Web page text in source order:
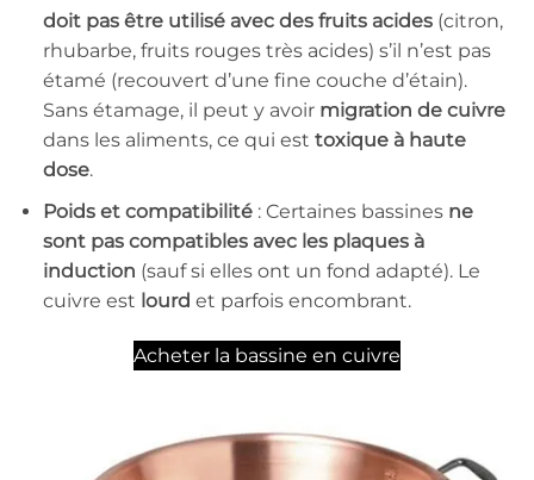
doit pas être utilisé avec des fruits acides(citron,
rhubarbe, fruits rouges très acides) s’il n’est pas
étamé (recouvert d’une fine couche d’étain).
Sans étamage, il peut y avoir migration de cuivre
dans les aliments, ce qui est toxique à haute
dose.
Poids et compatibilité: Certaines bassines ne
sont pas compatibles avec les plaques à
induction (sauf si elles ont un fond adapté). Le
cuivre est lourd et parfois encombrant.
Acheter la bassine en cuivre